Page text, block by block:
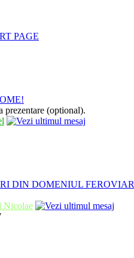
PAGE
prezentare (optional).
DIN DOMENIUL FEROVIAR
Nicolae